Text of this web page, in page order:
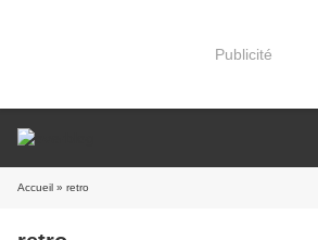
Publicité
Accueil » retro